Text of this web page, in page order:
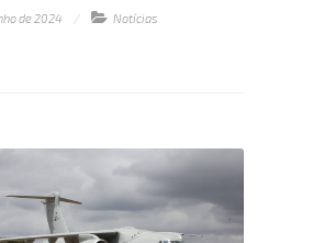
de 2024 Notícias